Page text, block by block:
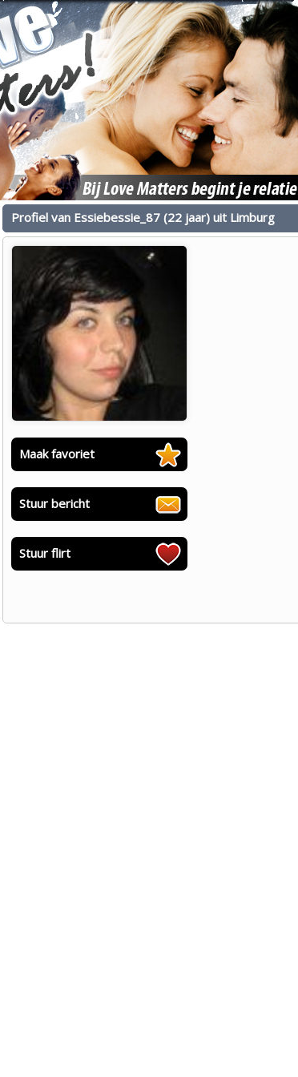
Profiel van Essiebessie_87 (22 jaar) uit Limburg
Maak favoriet
Stuur bericht
Stuur flirt